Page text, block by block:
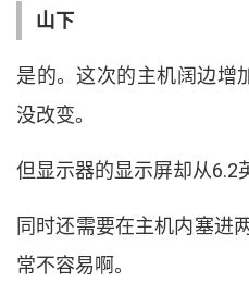
山下
是的。 这次的主机阔边增
没改变。
但显示器的显示屏却从6.2
同时还需要在主机内塞进
常不容易啊。